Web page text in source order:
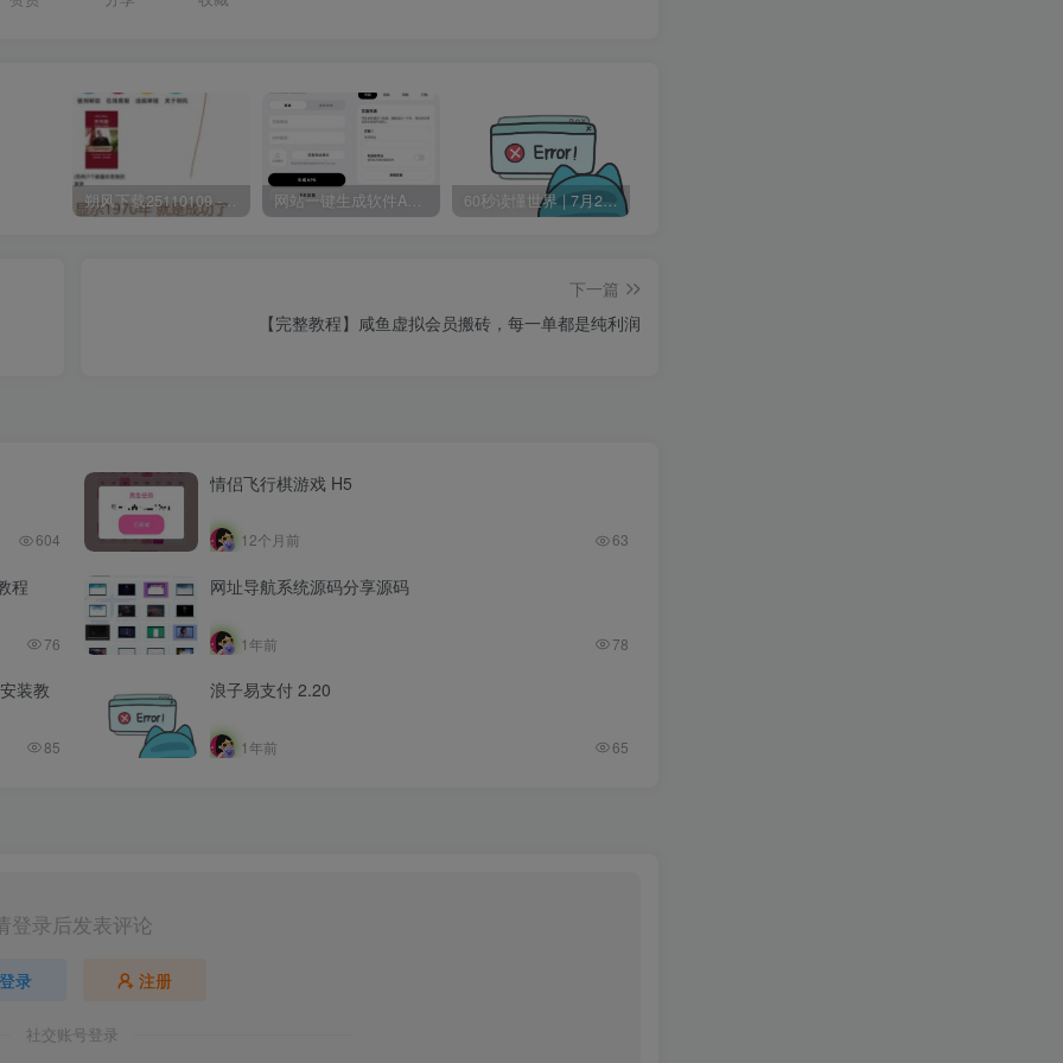
朔风下载25110109 -磁力下载神器-去VIP限制版本 网站一键生成软件APP 完美版 同时支持打包html文件 60秒读懂世界 | 7月24日 星期五
下一篇
【完整教程】咸鱼虚拟会员搬砖，每一单都是纯利润
604
情侣飞行棋游戏 H5
12个月前 63
程
76
网址导航系统源码分享源码
1年前 78
装教
85
浪子易支付 2.20
1年前 65
登录后发表评论
登录 注册
社交账号登录